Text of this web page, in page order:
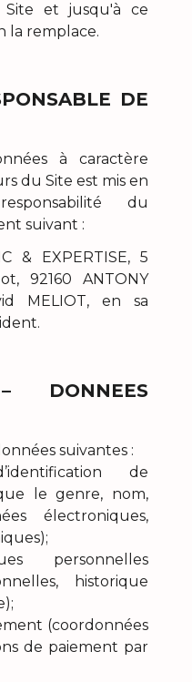
et jusqu'à ce
la remplace.
DE
à caractère
du Site est mis en
du
suivant :
& EXPERTISE, 5
92160 ANTONY
MELIOT, en sa
suivantes :
de
le genre, nom,
électroniques,
personnelles
historique
(coordonnées
de paiement par